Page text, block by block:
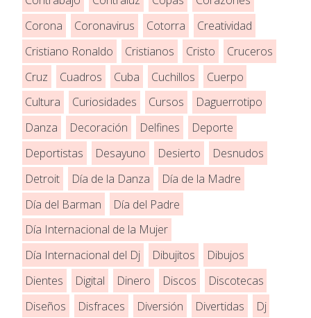
Corona
Coronavirus Cotorra
Creatividad
Cristiano Ronaldo
Cristianos Cristo
Cruceros
Cruz
Cuadros Cuba Cuchillos
Cuerpo
Cultura
Curiosidades Cursos
Daguerrotipo
Danza
Decoración Delfines
Deporte
Deportistas
Desayuno Desierto
Desnudos
Detroit
Día de la Danza
Día de la Madre
Día del Barman
Día del Padre
Día Internacional de la Mujer
Día Internacional del Dj
Dibujitos
Dibujos
Dientes
Digital Dinero Discos
Discotecas
Diseños
Disfraces Diversión Divertidas
Dj